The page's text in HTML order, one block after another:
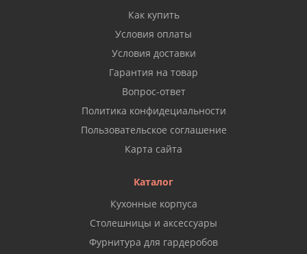
Как купить
Условия оплаты
Условия доставки
Гарантия на товар
Вопрос-ответ
Политика конфидециальности
Пользовательское соглашение
Карта сайта
Каталог
Кухонные корпуса
Столешницы и аксессуары
Фурнитура для гардеробов